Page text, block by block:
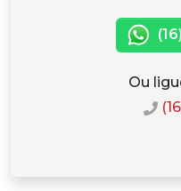
Ou